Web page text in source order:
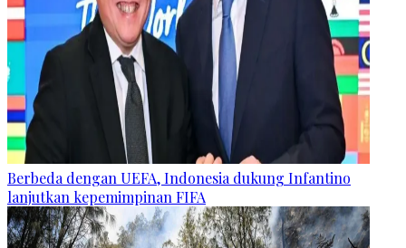
Berbeda dengan UEFA, Indonesia dukung Infantino
lanjutkan kepemimpinan FIFA